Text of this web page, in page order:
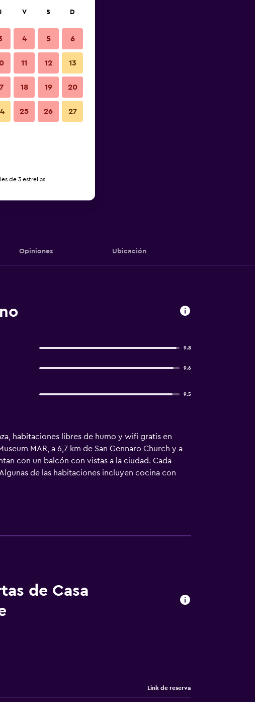
Opiniones Ubicación
9.8
9.6
9.5
habitaciones libres de humo y wifi gratis en
MAR, a 6,7 km de San Gennaro Church y a
con un balcón con vistas a la ciudad. Cada
de las habitaciones incluyen cocina con
Amalfi Harbour está a 17 km del alojamiento,
59 km, y el alojamiento ofrece servicio de
de Casa
Link de reserva
V S D
4 5 6
11 12 13
18 19 20
25 26 27
de 3 estrellas